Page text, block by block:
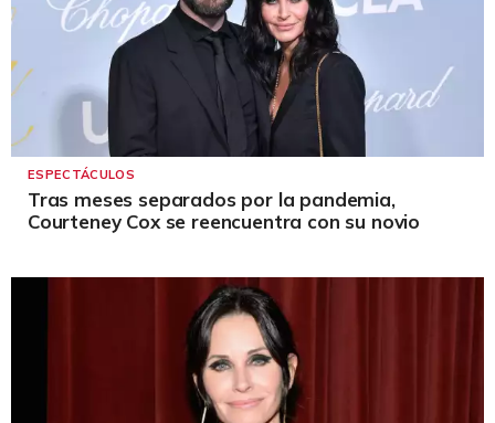
ESPECTÁCULOS
Tras meses separados por la pandemia,
Courteney Cox se reencuentra con su novio